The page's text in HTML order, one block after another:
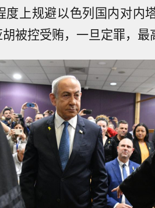
度上规避以色列国内对内
被控受贿，一旦定罪，最